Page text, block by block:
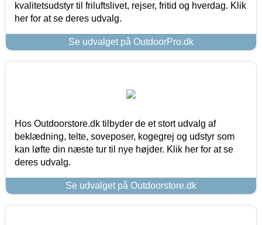
kvalitetsudstyr til friluftslivet, rejser, fritid og hverdag. Klik
her for at se deres udvalg.
Se udvalget på OutdoorPro.dk
Hos Outdoorstore.dk tilbyder de et stort udvalg af
beklædning, telte, soveposer, kogegrej og udstyr som
kan løfte din næste tur til nye højder. Klik her for at se
deres udvalg.
Se udvalget på Outdoorstore.dk